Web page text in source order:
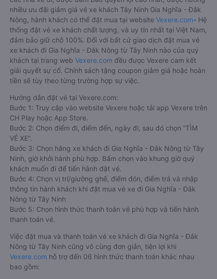
nhiều ưu đãi giảm giá vé xe khách Tây Ninh Gia Nghĩa - Đắk
Nông, hành khách có thể đặt mua tại website Vexere.com- Hệ
thống đặt vé xe khách chất lượng, và uy tín nhất tại Việt Nam,
đảm bảo giữ chỗ 100%. Đối với bất cứ giao dịch đặt mua vé
xe khách đi Gia Nghĩa - Đắk Nông từ Tây Ninh nào của quý
khách tại trang web Vexere.com đều được Vexere cam kết
giải quyết sự cố. Chính sách tặng coupon giảm giá hoặc hoàn
tiền sẽ tùy theo từng trường hợp sự việc.
Hướng dẫn đặt vé tại Vexere.com:
Bước 1: Truy cập vào website Vexere hoặc tải app Vexere trên
CH Play hoặc App Store.
Bước 2: Chọn điểm đi, điểm đến, ngày đi, sau đó chọn “TÌM
VÉ XE”.
Bước 3: Chọn hãng xe khách đi Gia Nghĩa - Đắk Nông từ Tây
Ninh, giờ khởi hành phù hợp. Bấm chọn vào khung giờ quý
khách muốn đi để tiến hành đặt vé.
Bước 4: Chọn vị trí/giường ghế, điểm đón, điểm trả và nhập
thông tin hành khách khi đặt mua vé xe đi Gia Nghĩa - Đắk
Nông từ Tây Ninh
Bước 5: Chọn hình thức thanh toán vé phù hợp và tiến hành
thanh toán vé.
Việc đặt mua và thanh toán vé xe khách đi Gia Nghĩa - Đắk
Nông từ Tây Ninh cũng vô cùng đơn giản, tiện lợi khi
Vexere.com hỗ trợ đến 06 hình thức thanh toán khác nhau
bao gồm: